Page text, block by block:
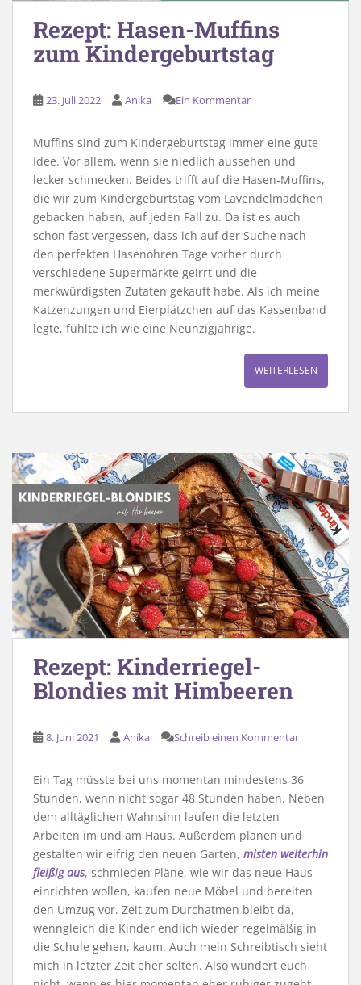
Rezept: Hasen-Muffins
zum Kindergeburtstag
23. Juli 2022 Anika Ein Kommentar
Muffins sind zum Kindergeburtstag immer eine gute
Idee. Vor allem, wenn sie niedlich aussehen und
lecker schmecken. Beides trifft auf die Hasen-Muffins,
die wir zum Kindergeburtstag vom Lavendelmädchen
gebacken haben, auf jeden Fall zu. Da ist es auch
schon fast vergessen, dass ich auf der Suche nach
den perfekten Hasenohren Tage vorher durch
verschiedene Supermärkte geirrt und die
merkwürdigsten Zutaten gekauft habe. Als ich meine
Katzenzungen und Eierplätzchen auf das Kassenband
legte, fühlte ich wie eine Neunzigjährige.
WEITERLESEN
Rezept: Kinderriegel-
Blondies mit Himbeeren
8. Juni 2021 Anika Schreib einen Kommentar
Ein Tag müsste bei uns momentan mindestens 36
Stunden, wenn nicht sogar 48 Stunden haben. Neben
dem alltäglichen Wahnsinn laufen die letzten
Arbeiten im und am Haus. Außerdem planen und
gestalten wir eifrig den neuen Garten, misten weiterhin
fleißig aus, schmieden Pläne, wie wir das neue Haus
einrichten wollen, kaufen neue Möbel und bereiten
den Umzug vor. Zeit zum Durchatmen bleibt da,
wenngleich die Kinder endlich wieder regelmäßig in
die Schule gehen, kaum. Auch mein Schreibtisch sieht
mich in letzter Zeit eher selten. Also wundert euch